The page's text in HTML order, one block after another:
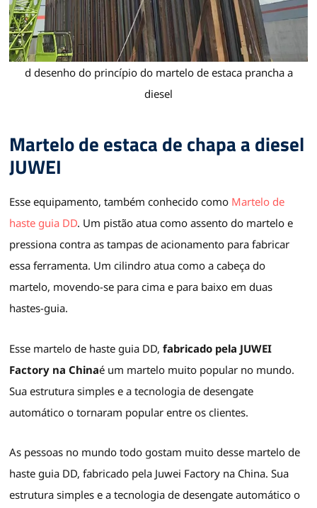
d desenho do princípio do martelo de estaca prancha a
diesel
Martelo de estaca de chapa a diesel
JUWEI
Esse equipamento, também conhecido como Martelo de
haste guia DD. Um pistão atua como assento do martelo e
pressiona contra as tampas de acionamento para fabricar
essa ferramenta. Um cilindro atua como a cabeça do
martelo, movendo-se para cima e para baixo em duas
hastes-guia.
Esse martelo de haste guia DD, fabricado pela JUWEI
Factory na Chinaé um martelo muito popular no mundo.
Sua estrutura simples e a tecnologia de desengate
automático o tornaram popular entre os clientes.
As pessoas no mundo todo gostam muito desse martelo de
haste guia DD, fabricado pela Juwei Factory na China. Sua
estrutura simples e a tecnologia de desengate automático o